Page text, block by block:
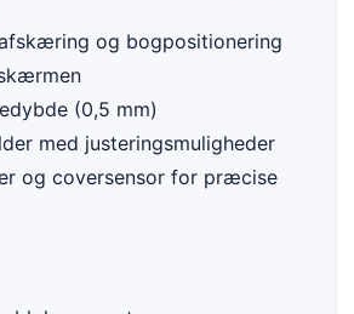
og bogpositionering
(0,5 mm)
med justeringsmuligheder
og coversensor for præcise